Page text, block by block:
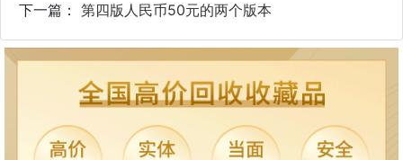
下一篇： 第四版人民币50元的两个版本